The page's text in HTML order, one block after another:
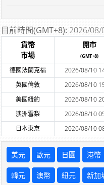
目前時間(GMT+8): 2026/08/
貨幣
市場
開市
(GMT+8)
德國法蘭克福 2026/08/10
英國倫敦
2026/08/10
美國紐約
2026/08/10
澳洲雪梨
2026/08/10
日本東京
2026/08/10
美元 歐元 日圓 港幣
韓元 澳幣 紐元 新加